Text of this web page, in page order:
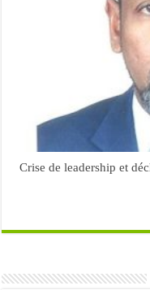
Crise de leadership et